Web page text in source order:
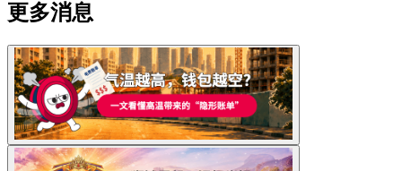
更多消息